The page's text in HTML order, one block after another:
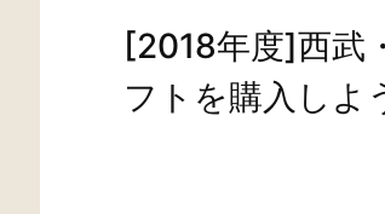
[2018年度]西武
フトを購入しよ